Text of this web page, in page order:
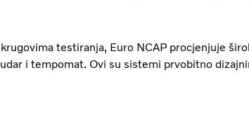
testiranja, Euro NCAP procjenjuje
i tempomat. Ovi su sistemi prvobitno